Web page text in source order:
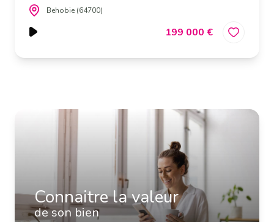
Behobie (64700)
199 000 €
Connaitre la valeur
de son bien